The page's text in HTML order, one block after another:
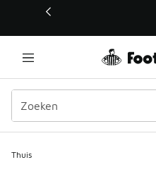
Deze link wordt geopend in
Thuis